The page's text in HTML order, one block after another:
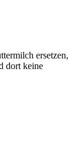
ersetzen,
dort keine